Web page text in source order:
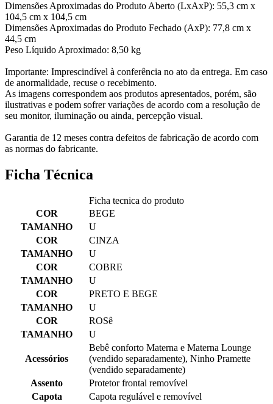
Dimensões Aproximadas do Produto Aberto (LxAxP): 55,3 cm x
104,5 cm x 104,5 cm
Dimensões Aproximadas do Produto Fechado (AxP): 77,8 cm x
44,5 cm
Peso Líquido Aproximado: 8,50 kg
Importante: Imprescindível à conferência no ato da entrega. Em caso
de anormalidade, recuse o recebimento.
As imagens correspondem aos produtos apresentados, porém, são
ilustrativas e podem sofrer variações de acordo com a resolução de
seu monitor, iluminação ou ainda, percepção visual.
Garantia de 12 meses contra defeitos de fabricação de acordo com
as normas do fabricante.
Ficha Técnica
Ficha tecnica do produto
COR
BEGE
TAMANHO
U
COR
CINZA
TAMANHO
U
COR
COBRE
TAMANHO
U
COR
PRETO E BEGE
TAMANHO
U
COR
ROSê
TAMANHO
U
Acessórios
Bebê conforto Materna e Materna Lounge
(vendido separadamente), Ninho Pramette
(vendido separadamente)
Assento
Protetor frontal removível
Capota
Capota regulável e removível